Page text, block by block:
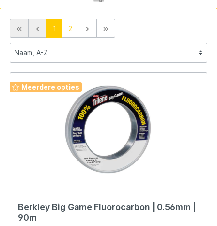
1 2
Meerdere opties
Berkley Big Game Fluorocarbon | 0.56mm |
90m